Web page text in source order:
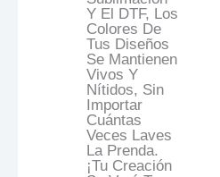
Y El DTF, Los
Colores De
Tus Diseños
Se Mantienen
Vivos Y
Nítidos, Sin
Importar
Cuántas
Veces Laves
La Prenda.
¡Tu Creación